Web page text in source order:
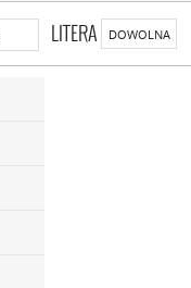
LITERA DOWOLNA